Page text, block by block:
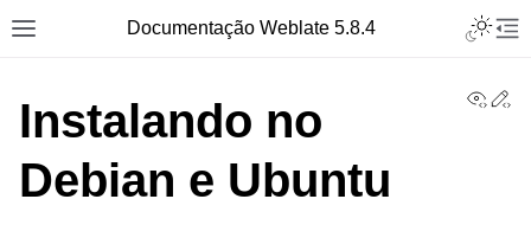
Toggle site navigation sidebar
Documentação Weblate 5.8.4 Toggle
Instalando no
Debian e Ubuntu